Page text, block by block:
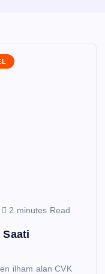
2 minutes Read
Saati
ilham alan CVK